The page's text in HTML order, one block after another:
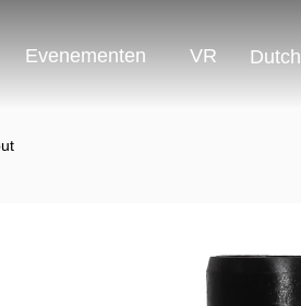
Evenementen VR Dutch